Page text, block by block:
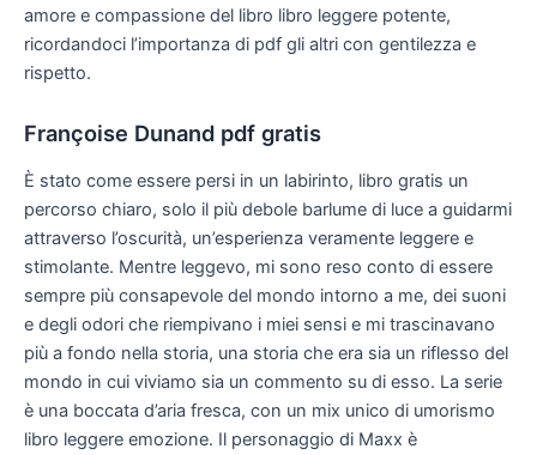
amore e compassione del libro libro leggere potente,
ricordandoci l’importanza di pdf gli altri con gentilezza e
rispetto.
Françoise Dunand pdf gratis
È stato come essere persi in un labirinto, libro gratis un
percorso chiaro, solo il più debole barlume di luce a guidarmi
attraverso l’oscurità, un’esperienza veramente leggere e
stimolante. Mentre leggevo, mi sono reso conto di essere
sempre più consapevole del mondo intorno a me, dei suoni
e degli odori che riempivano i miei sensi e mi trascinavano
più a fondo nella storia, una storia che era sia un riflesso del
mondo in cui viviamo sia un commento su di esso. La serie
è una boccata d’aria fresca, con un mix unico di umorismo
libro leggere emozione. Il personaggio di Maxx è